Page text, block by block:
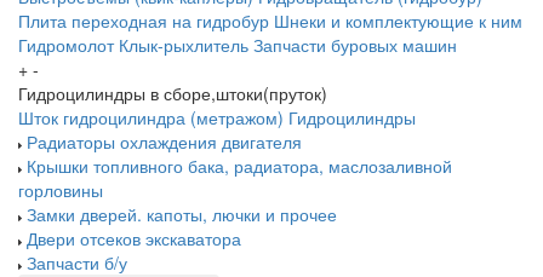
Плита переходная на гидробур Шнеки и комплектующие к ним
Гидромолот Клык-рыхлитель Запчасти буровых машин
+ -
Гидроцилиндры в сборе,штоки(пруток)
Шток гидроцилиндра (метражом) Гидроцилиндры
Радиаторы охлаждения двигателя
Крышки топливного бака, радиатора, маслозаливной
горловины
Замки дверей. капоты, лючки и прочее
Двери отсеков экскаватора
Запчасти б/у